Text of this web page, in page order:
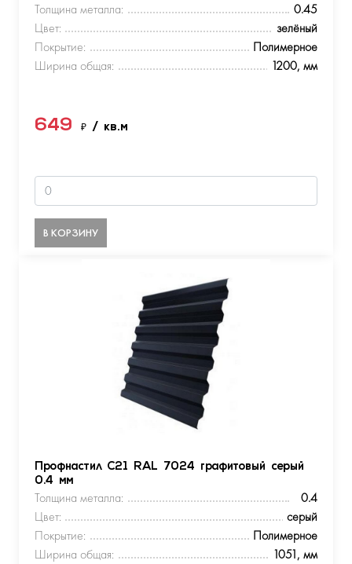
Толщина металла:
0.45
Цвет:
зелёный
Покрытие:
Полимерное
Ширина общая:
1200, мм
649 ₽ / кв.м
В КОРЗИНУ
Профнастил С21 RAL 7024 графитовый серый
0.4 мм
Толщина металла:
0.4
Цвет:
серый
Покрытие:
Полимерное
Ширина общая:
1051, мм